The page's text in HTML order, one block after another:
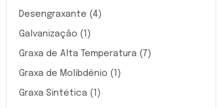
Desengraxante (4)
Galvanização (1)
Graxa de Alta Temperatura (7)
Graxa de Molibdênio (1)
Graxa Sintética (1)